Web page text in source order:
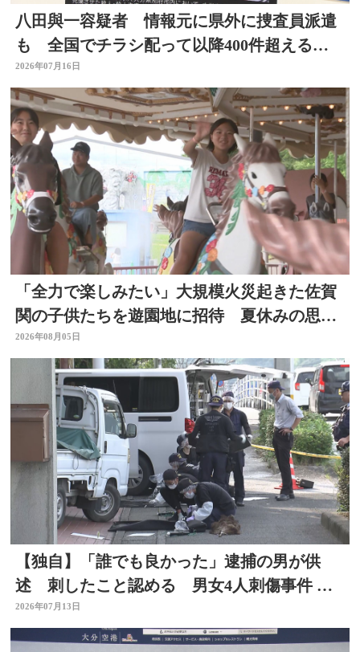
八田與一容疑者 情報元に県外に捜査員派遣
も 全国でチラシ配って以降400件超える情
報 大分
2026年07月16日
「全力で楽しみたい」大規模火災起きた佐賀
関の子供たちを遊園地に招待 夏休みの思い
出作りに 大分
2026年08月05日
【独自】「誰でも良かった」逮捕の男が供
述 刺したこと認める 男女4人刺傷事件 被
害者と面識なし 大分
2026年07月13日